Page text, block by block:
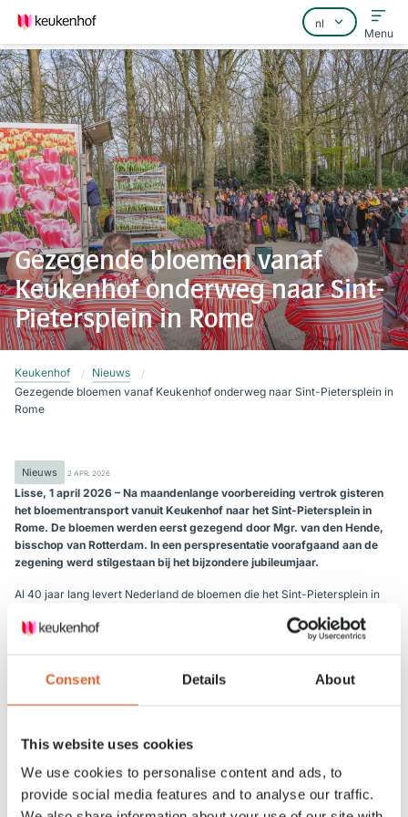
Consent Details About
This website uses cookies
We use cookies to personalise content and ads, to
provide social media features and to analyse our traffic.
Home
Veelgestelde vragen
Contact
Menu
Gezegende bloemen vanaf
Keukenhof onderweg naar Sint-
Pietersplein in Rome
Keukenhof
Nieuws
Gezegende bloemen vanaf Keukenhof onderweg naar Sint-Pietersplein in
Rome
Nieuws 2 APR. 2026
Lisse, 1 april 2026 – Na maandenlange voorbereiding vertrok gisteren
het bloementransport vanuit Keukenhof naar het Sint-Pietersplein in
Rome. De bloemen werden eerst gezegend door Mgr. van den Hende,
bisschop van Rotterdam. In een perspresentatie voorafgaand aan de
zegening werd stilgestaan bij het bijzondere jubileumjaar.
Al 40 jaar lang levert Nederland de bloemen die het Sint-Pietersplein in
het ‘Urbi et Orbi’, de zegen over de stad en wereld, kunnen kijkers van
Ook dit jaar zit bloemsierkunstenaar Piet van den Burg achter het
schouwspel zorgvuldig geselecteerd.
De reis naar Rome wordt altijd nauwkeurig voorbereid. Koninklijke Van
der Slot is verantwoordelijk voor het vervoeren van de bloemen vanuit
Keukenhof naar Vaticaanstad. Dit gebeurt volgens een strakke planning